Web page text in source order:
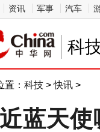
资讯 军事 汽车
科
置： 科技 >快讯 >
蓝天